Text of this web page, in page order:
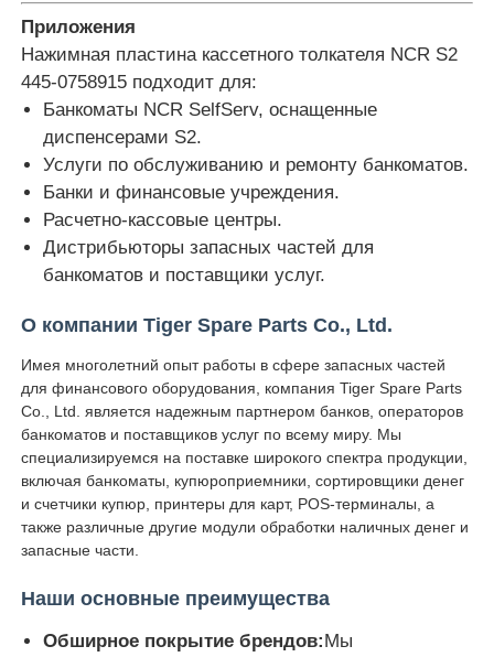
Части для банкомата Diebold
Запчасти для банкоматов NCR
Запчасти для банкоматов Wincor
Части банкомата Hyosung
Части для банкоматов Fujitsu
Части для банкоматов Hitachi
Части GRG ATM
Glory NMD Запчасти для банкоматов
Части для банкоматов OKI
Приложения
Нажимная пластина кассетного толкателя NCR S2
445-0758915 подходит для:
Банкоматы NCR SelfServ, оснащенные
диспенсерами S2.
Услуги по обслуживанию и ремонту банкоматов.
Банки и финансовые учреждения.
Расчетно-кассовые центры.
Дистрибьюторы запасных частей для
банкоматов и поставщики услуг.
О компании Tiger Spare Parts Co., Ltd.
Имея многолетний опыт работы в сфере запасных частей
для финансового оборудования, компания Tiger Spare Parts
Co., Ltd. является надежным партнером банков, операторов
банкоматов и поставщиков услуг по всему миру. Мы
специализируемся на поставке широкого спектра продукции,
включая банкоматы, купюроприемники, сортировщики денег
и счетчики купюр, принтеры для карт, POS-терминалы, а
также различные другие модули обработки наличных денег и
запасные части.
Наши основные преимущества
Обширное покрытие брендов: Мы